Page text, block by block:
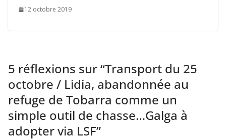
12 octobre 2019
5 réflexions sur “Transport du 25
octobre / Lidia, abandonnée au
refuge de Tobarra comme un
simple outil de chasse…Galga à
adopter via LSF”